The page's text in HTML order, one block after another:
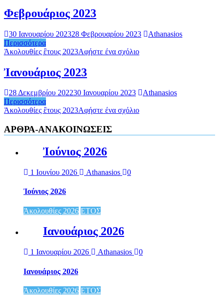
Φεβρουάριος 2023
30 Ιανουαρίου 202328 Φεβρουαρίου 2023
Athanasios
Περισσότερα
Ἀκολουθίες ἒτους 2023Αφήστε ένα σχόλιο
Ἰανουάριος 2023
28 Δεκεμβρίου 202230 Ιανουαρίου 2023
Athanasios
Περισσότερα
Ἀκολουθίες ἒτους 2023Αφήστε ένα σχόλιο
ΑΡΘΡΑ-ΑΝΑΚΟΙΝΩΣΕΙΣ
Ἰούνιος 2026
1 Ιουνίου 2026 Athanasios 0
Ἰούνιος 2026
Ἀκολουθίες 2026 ΕΤΟΣ
Ιανουάριος 2026
1 Ιανουαρίου 2026 Athanasios 0
Ιανουάριος 2026
Ἀκολουθίες 2026 ΕΤΟΣ